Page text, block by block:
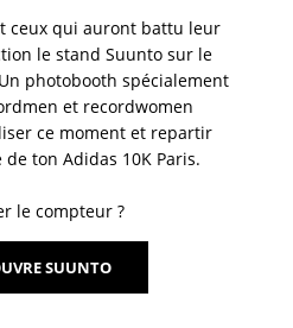
ceux qui auront battu leur
le stand Suunto sur le
photobooth spécialement
et recordwomen
ce moment et repartir
ton Adidas 10K Paris.
le compteur ?
SUUNTO